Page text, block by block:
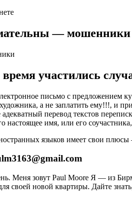
— мошенники
время участились
письмо с предложением
а не заплатить ему!!!, и
адекватный перевод текстов
настоящее имя, или его
языков имеет свои
Меня зовут Paul Moore Я — из
своей новой квартиры. Дайте